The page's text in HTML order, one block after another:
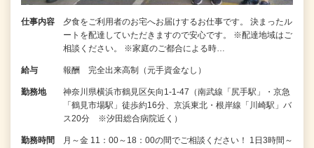
仕事内容
夕食をご利用者のお宅へお届けするお仕事です。 決まったル
ートを配達していただきますので安心です。 ※配達地域はご
相談ください。 ※家庭のご都合による時…
給与 報酬 完全出来高制（元手資金なし）
勤務地
神奈川県横浜市鶴見区矢向1-1-47（南武線「尻手駅」・京急
「鶴見市場駅」徒歩約16分、京浜東北・根岸線「川崎駅」バ
ス20分 ※汐田総合病院近く）
勤務時間
月～金 11：00～18：00の間でご相談ください！ 1日3時間～